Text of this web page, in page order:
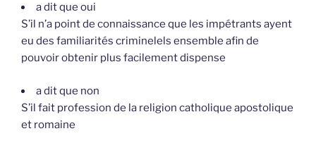
a dit que oui
S’il n’a point de connaissance que les impétrants ayent
eu des familiarités criminelels ensemble afin de
pouvoir obtenir plus facilement dispense
a dit que non
S’il fait profession de la religion catholique apostolique
et romaine